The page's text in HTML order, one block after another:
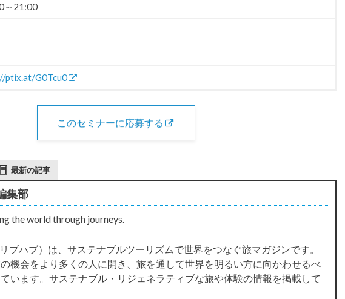
～21:00
ptix.at/G0Tcu0
このセミナーに応募する
最新の記事
集部
the world through journeys.
ブハブ）は、サステナブルツーリズムで世界をつなぐ旅マガジンです。
機会をより多くの人に開き、旅を通して世界を明るい方に向かわせるべ
います。サステナブル・リジェネラティブな旅や体験の情報を掲載して